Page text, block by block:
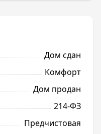
Дом сдан
Комфорт
Дом продан
214-ФЗ
Предчистовая